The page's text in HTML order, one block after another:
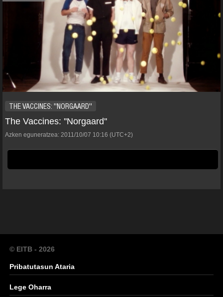
THE VACCINES: ''NORGAARD''
The Vaccines: ''Norgaard''
Azken eguneratzea: 2011/10/07 10:16 (UTC+2)
© EITB - 2026
Pribatutasun Ataria
Lege Oharra